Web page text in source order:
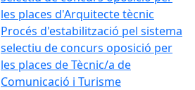
les places d'Arquitecte tècnic
Procés d'estabilització pel sistema
selectiu de concurs oposició per
les places de Tècnic/a de
Comunicació i Turisme